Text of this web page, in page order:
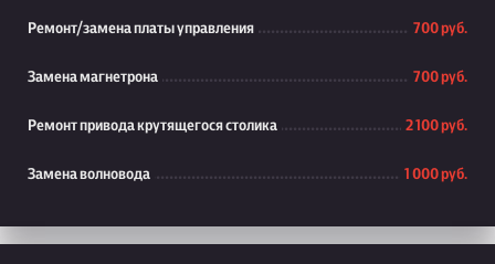
Ремонт/замена платы управления 700 руб.
Замена магнетрона 700 руб.
Ремонт привода крутящегося столика 2 100 руб.
Замена волновода 1 000 руб.